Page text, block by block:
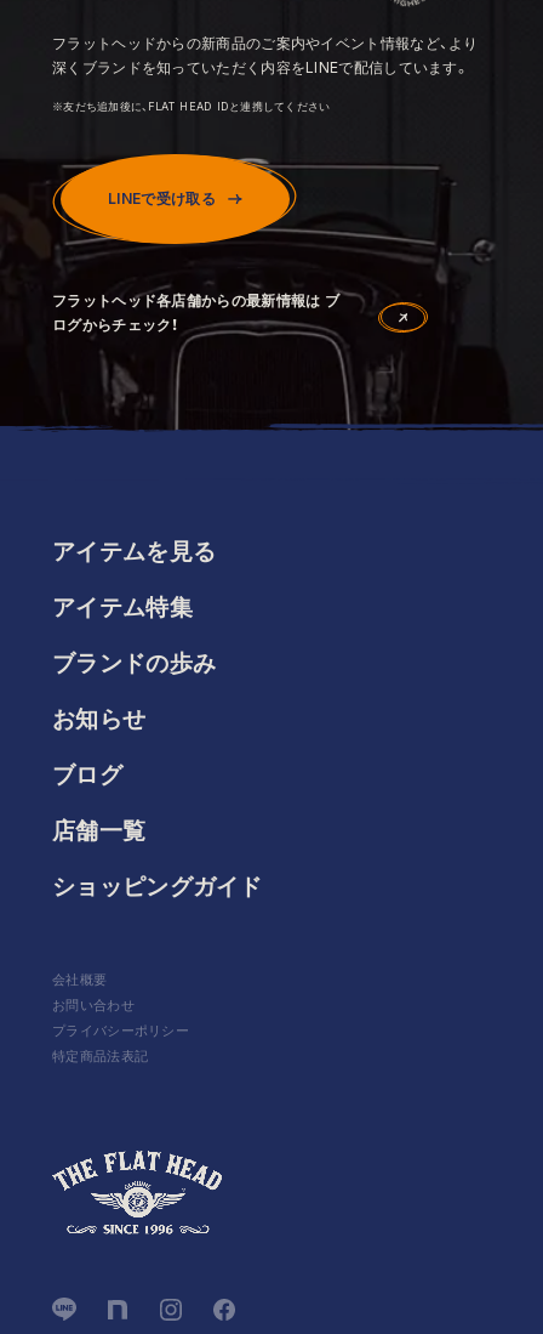
フラットヘッドからの新商品のご案内やイベント情報など、より
深くブランドを知っていただく内容をLINEで配信しています。
※友だち追加後に、FLAT HEAD IDと連携してください
LINEで受け取る
フラットヘッド各店舗からの最新情報は ブ
ログからチェック！
アイテムを見る
アイテム特集
ブランドの歩み
お知らせ
ブログ
店舗一覧
ショッピングガイド
会社概要
お問い合わせ
プライバシーポリシー
特定商品法表記